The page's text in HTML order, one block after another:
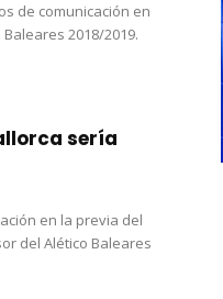
de comunicación en
2018/2019.
sería
en la previa del
del Alético Baleares